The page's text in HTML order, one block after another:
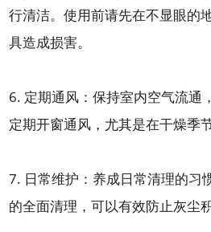
行清洁。使用前请先在不显眼的
具造成损害。
6. 定期通风：保持室内空气流通
定期开窗通风，尤其是在干燥季
7. 日常维护：养成日常清理的习
的全面清理，可以有效防止灰尘积